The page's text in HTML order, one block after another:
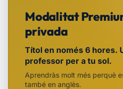
Modalitat
privada
Títol en només 6 hores.
professor per a tu sol.
Aprendràs molt més perquè
també en anglès.